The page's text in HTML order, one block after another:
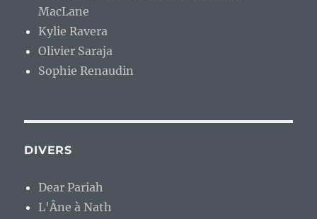
MacLane
Kylie Ravera
Olivier Saraja
Sophie Renaudin
DIVERS
Dear Pariah
L'Âne à Nath